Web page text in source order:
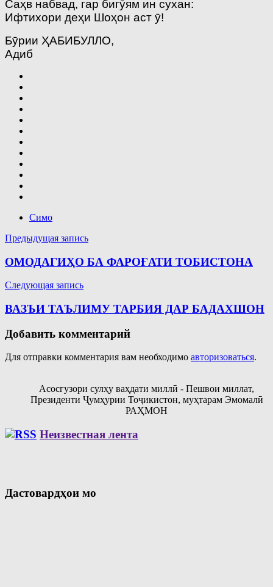
Саҳв набвад, гар бигӯям ин сухан:
Ифтихори деҳи Шоҳон аст ӯ!
Бӯрии ҲАБИБУЛЛО,
Адиб
Симо
Навигация
по
записям
Предыдущая запись
ОМОДАГИҲО БА ФАРОҒАТИ ТОБИСТОНА
Следующая запись
ВАЗЪИ ТАЪЛИМУ ТАРБИЯ ДАР БАДАХШОН
Добавить комментарий
Для отправки комментария вам необходимо авторизоваться.
Асосгузори сулҳу ваҳдати миллӣ - Пешвои миллат,
Президенти Ҷумҳурии Тоҷикистон, муҳтарам Эмомалӣ
РАҲМОН
Неизвестная лента
Дастовардҳои мо